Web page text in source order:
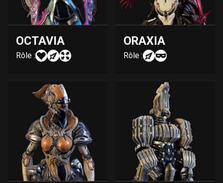
OCTAVIA
Rôle :
ORAXIA
Rôle :